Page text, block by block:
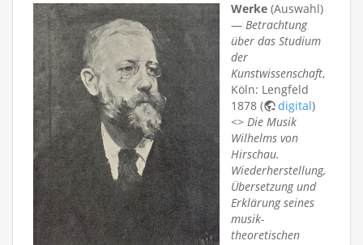
Werke (Auswahl)
— Betrachtung
über das Studium
der
Kunstwissenschaft,
Köln: Lengfeld
1878 (
digital)
<> Die Musik
Wilhelms von
Hirschau.
Wiederherstellung,
Übersetzung und
Erklärung seines
musik-
theoretischen